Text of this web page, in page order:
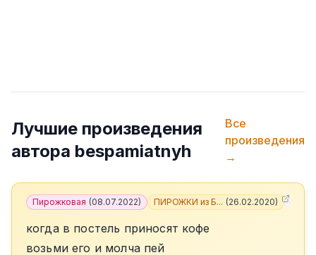
Лучшие произведения
автора bespamiatnyh
Все
произведения
→
Пирожковая (08.07.2022) ПИРОЖКИ из Б... (26.02.2020) +
когда в постель приносят кофе
возьми его и молча пей